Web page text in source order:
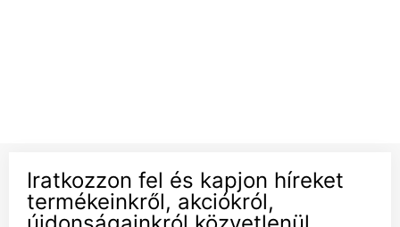
Iratkozzon fel és kapjon híreket
termékeinkről, akciókról,